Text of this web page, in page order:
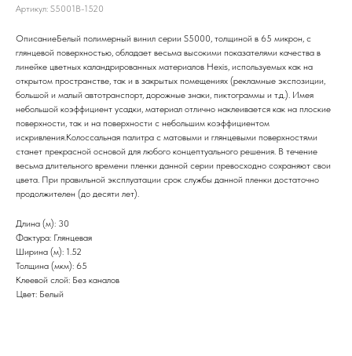
Артикул: S5001B-1520
ОписаниеБелый полимерный винил серии S5000, толщиной в 65 микрон, с
глянцевой поверхностью, обладает весьма высокими показателями качества в
линейке цветных каландрированных материалов Hexis, используемых как на
открытом пространстве, так и в закрытых помещениях (рекламные экспозиции,
большой и малый автотранспорт, дорожные знаки, пиктограммы и т.д.). Имея
небольшой коэффициент усадки, материал отлично наклеивается как на плоские
поверхности, так и на поверхности с небольшим коэффициентом
искривления.Колоссальная палитра с матовыми и глянцевыми поверхностями
станет прекрасной основой для любого концептуального решения. В течение
весьма длительного времени пленки данной серии превосходно сохраняют свои
цвета. При правильной эксплуатации срок службы данной пленки достаточно
продолжителен (до десяти лет).
Длина (м): 30
Фактура: Глянцевая
Ширина (м): 1.52
Толщина (мкм): 65
Клеевой слой: Без каналов
Цвет: Белый